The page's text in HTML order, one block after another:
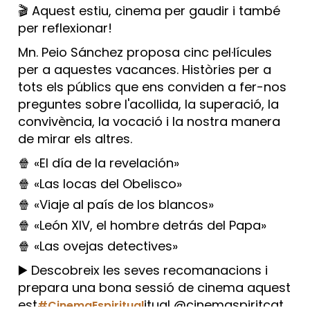
🎬 Aquest estiu, cinema per gaudir i també
per reflexionar!
Mn. Peio Sánchez proposa cinc pel·lícules
per a aquestes vacances. Històries per a
tots els públics que ens conviden a fer-nos
preguntes sobre l'acollida, la superació, la
convivència, la vocació i la nostra manera
de mirar els altres.
🍿 «El día de la revelación»
🍿 «Las locas del Obelisco»
🍿 «Viaje al país de los blancos»
🍿 «León XIV, el hombre detrás del Papa»
🍿 «Las ovejas detectives»
▶️ Descobreix les seves recomanacions i
prepara una bona sessió de cinema aquest
est#CinemaEspiritualitual @cinemaspiritcat